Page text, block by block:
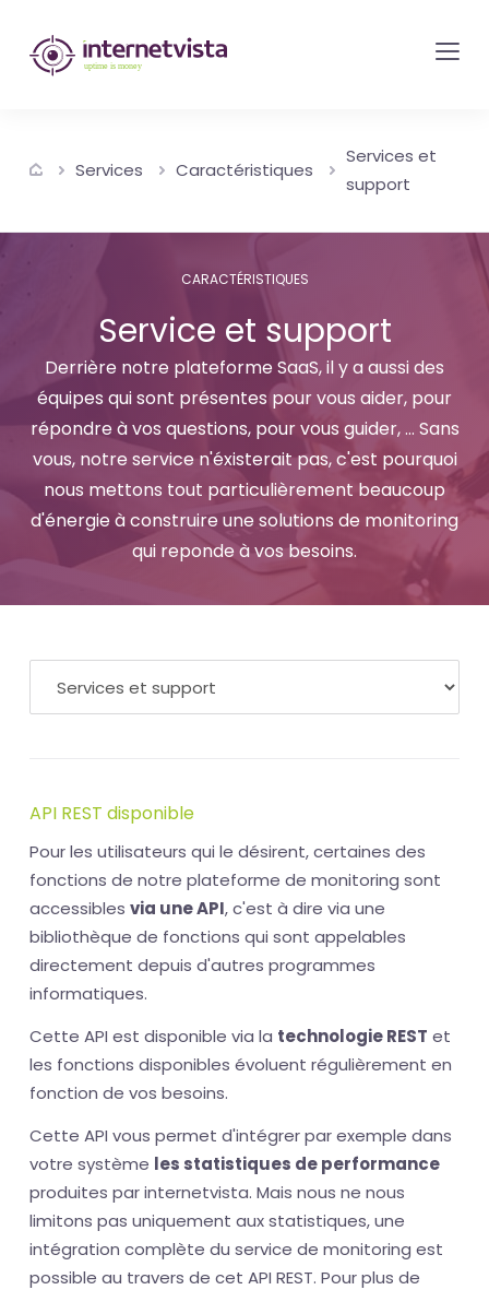
internetvista
monitoring
de
web
services
internet-
Uptime
is
money
Services Caractéristiques
Services et
support
CARACTÉRISTIQUES
Service et support
Derrière notre plateforme SaaS, il y a aussi des
équipes qui sont présentes pour vous aider, pour
répondre à vos questions, pour vous guider, ... Sans
vous, notre service n'éxisterait pas, c'est pourquoi
nous mettons tout particulièrement beaucoup
d'énergie à construire une solutions de monitoring
qui reponde à vos besoins.
API REST disponible
Pour les utilisateurs qui le désirent, certaines des
fonctions de notre plateforme de monitoring sont
accessibles via une API, c'est à dire via une
bibliothèque de fonctions qui sont appelables
directement depuis d'autres programmes
informatiques.
Cette API est disponible via la technologie REST et
les fonctions disponibles évoluent régulièrement en
fonction de vos besoins.
Cette API vous permet d'intégrer par exemple dans
votre système les statistiques de performance
produites par internetvista. Mais nous ne nous
limitons pas uniquement aux statistiques, une
intégration complète du service de monitoring est
possible au travers de cet API REST. Pour plus de